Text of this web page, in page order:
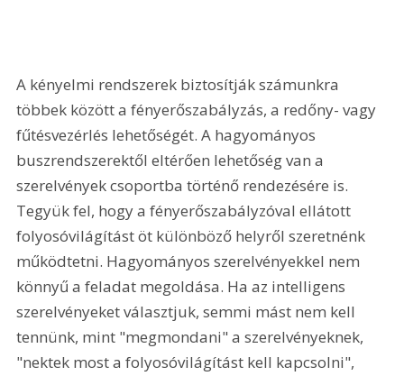
A kényelmi rendszerek biztosítják számunkra
többek között a fényerőszabályzás, a redőny- vagy
fűtésvezérlés lehetőségét. A hagyományos
buszrendszerektől eltérően lehetőség van a
szerelvények csoportba történő rendezésére is.
Tegyük fel, hogy a fényerőszabályzóval ellátott
folyosóvilágítást öt különböző helyről szeretnénk
működtetni. Hagyományos szerelvényekkel nem
könnyű a feladat megoldása. Ha az intelligens
szerelvényeket választjuk, semmi mást nem kell
tennünk, mint "megmondani" a szerelvényeknek,
"nektek most a folyosóvilágítást kell kapcsolni",